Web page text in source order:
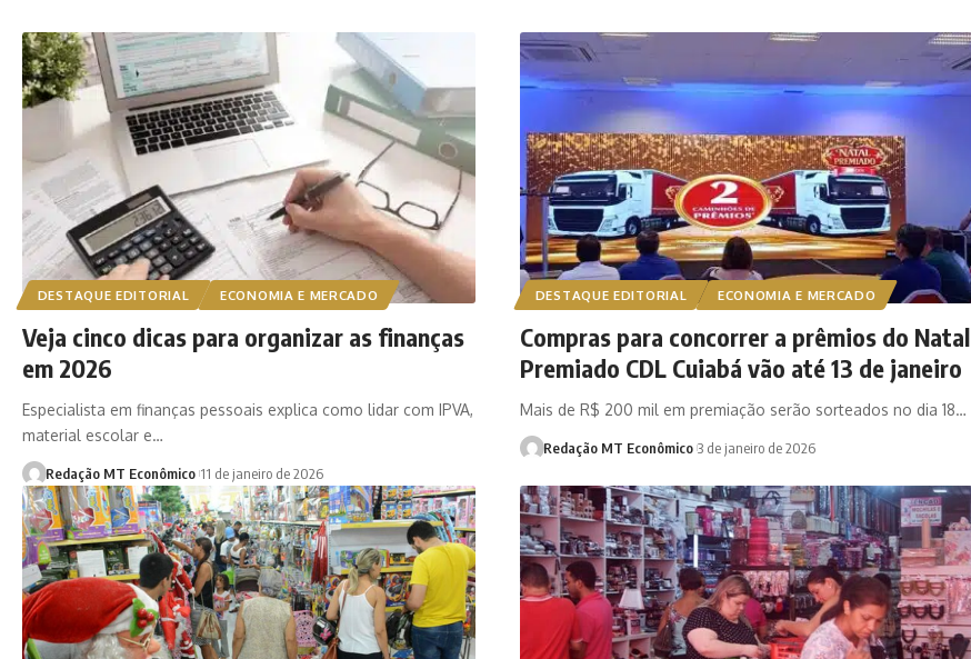
DESTAQUE EDITORIAL ECONOMIA E MERCADO
Veja cinco dicas para organizar as finanças
em 2026
Especialista em finanças pessoais explica como lidar com IPVA,
material escolar e…
Redação MT Econômico 11 de janeiro de 2026
DESTAQUE EDITORIAL ECONOMIA E MERCADO
Compras para concorrer a prêmios do Natal
Premiado CDL Cuiabá vão até 13 de janeiro
Mais de R$ 200 mil em premiação serão sorteados no dia 18…
Redação MT Econômico 3 de janeiro de 2026